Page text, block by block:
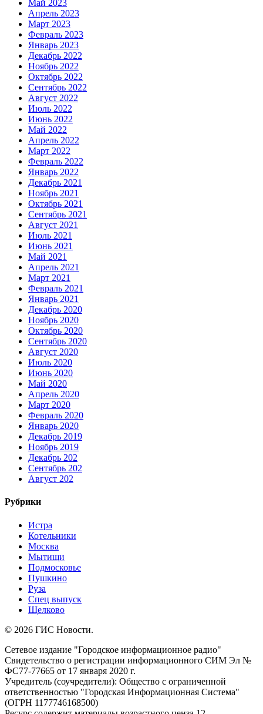
Май 2023
Апрель 2023
Март 2023
Февраль 2023
Январь 2023
Декабрь 2022
Ноябрь 2022
Октябрь 2022
Сентябрь 2022
Август 2022
Июль 2022
Июнь 2022
Май 2022
Апрель 2022
Март 2022
Февраль 2022
Январь 2022
Декабрь 2021
Ноябрь 2021
Октябрь 2021
Сентябрь 2021
Август 2021
Июль 2021
Июнь 2021
Май 2021
Апрель 2021
Март 2021
Февраль 2021
Январь 2021
Декабрь 2020
Ноябрь 2020
Октябрь 2020
Сентябрь 2020
Август 2020
Июль 2020
Июнь 2020
Май 2020
Апрель 2020
Март 2020
Февраль 2020
Январь 2020
Декабрь 2019
Ноябрь 2019
Декабрь 202
Сентябрь 202
Август 202
Рубрики
Истра
Котельники
Москва
Мытищи
Подмосковье
Пушкино
Руза
Спец выпуск
Щелково
© 2026 ГИС Новости.
Сетевое издание "Городское информационное радио"
Свидетельство о регистрации информационного СИМ Эл №
ФС77-77665 от 17 января 2020 г.
Учредитель (соучредители): Общество с ограниченной
ответственностью "Городская Информационная Система"
(ОГРН 1177746168500)